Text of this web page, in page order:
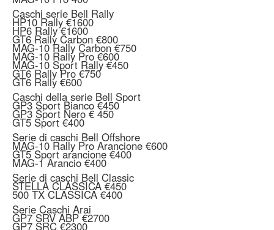
Caschi serie Bell Rally
HP10 Rally €1600
HP6 Rally €1600
GT6 Rally Carbon €800
MAG-10 Rally Carbon €750
MAG-10 Rally Pro €600
MAG-10 Sport Rally €450
GT6 Rally Pro €750
GT6 Rally €600
Caschi della serie Bell Sport
GP3 Sport Bianco €450
GP3 Sport Nero € 450
GT5 Sport €400
Serie di caschi Bell Offshore
MAG-10 Rally Pro Arancione €600
GT5 Sport arancione €400
MAG-1 Arancio €400
Serie di caschi Bell Classic
STELLA CLASSICA €450
500 TX CLASSICA €400
Serie Caschi Arai
GP7 SRV ABP €2700
GP7 SRC €2300